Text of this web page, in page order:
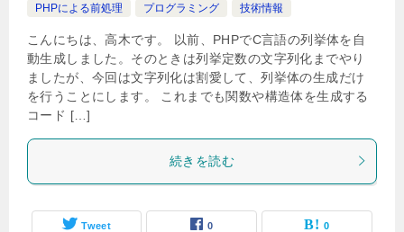
PHPによる前処理
プログラミング 技術情報
こんにちは、高木です。 以前、PHPでC言語の列挙体を自
動生成しました。そのときは列挙定数の文字列化までやり
ましたが、今回は文字列化は割愛して、列挙体の生成だけ
を行うことにします。 これまでも関数や構造体を生成する
コード […]
続きを読む
Tweet 0 0